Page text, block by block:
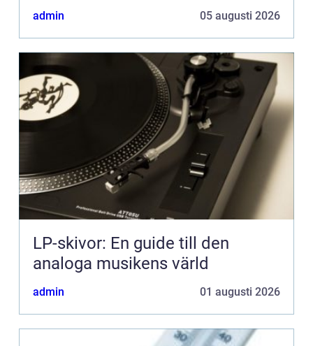
admin 05 augusti 2026
LP-skivor: En guide till den
analoga musikens värld
admin 01 augusti 2026